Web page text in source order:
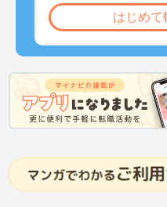
はじめて